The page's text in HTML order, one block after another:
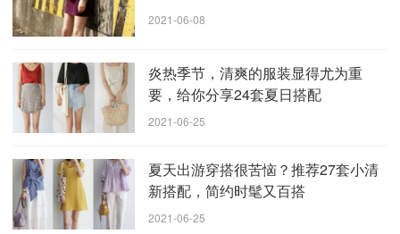
炎热的夏天，要说什么衣服最方便又快捷的话，五分裤或者
短裤就可以满足你，都是A字版型的设计，穿起来轻松显瘦的
啦，纯棉的黑色，舒适透气，夏天再适合不过的了，还是显瘦的
黑色，所以这款短裤怎么搭都好好看的。流苏破洞的牛仔短裤，
2021-06-08
炎热季节，清爽的服装显得尤为重
要，给你分享24套夏日搭配
2021-06-25
夏天出游穿搭很苦恼？推荐27套小清
新搭配，简约时髦又百搭
2021-06-25